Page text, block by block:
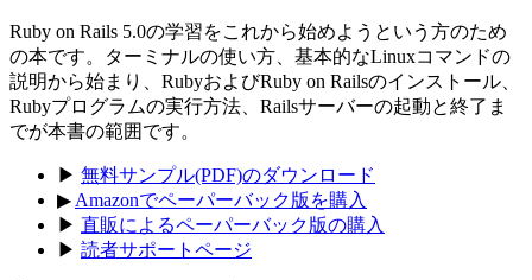
Ruby on Rails 5.0の学習をこれから始めようという方のため
の本です。ターミナルの使い方、基本的なLinuxコマンドの
説明から始まり、RubyおよびRuby on Railsのインストール、
Rubyプログラムの実行方法、Railsサーバーの起動と終了ま
でが本書の範囲です。
▶ 無料サンプル(PDF)のダウンロード
▶ Amazonでペーパーバック版を購入
▶ 直販によるペーパーバック版の購入
▶ 読者サポートページ